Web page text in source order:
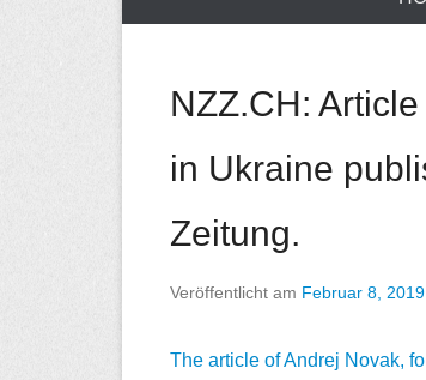
NZZ.CH:
in Ukraine
Zeitung.
Veröffentlicht am Februar 8, 2019
The article of Andrej Novak,